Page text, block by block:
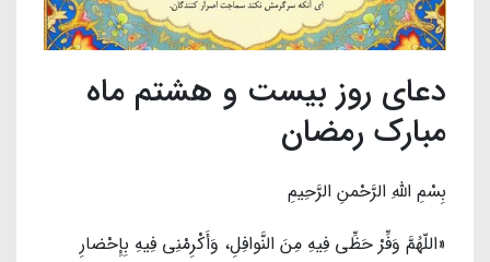
دعای روز بیست و هشتم ماه
مبارک رمضان
بِسْمِ اللَّهِ الرَّحْمنِ الرَّحِیمِ‌
«اللّهُمَّ وَفِّرْ حَظِّی فِیهِ مِنَ النَّوافِلِ، وَأَکْرِمْنِی فِیهِ بِإِحْضارِ